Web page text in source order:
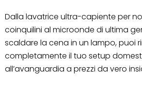
Dalla lavatrice ultra-capiente per
coinquilini al microonde di ultima
scaldare la cena in un lampo, puoi
completamente il tuo setup
all’avanguardia a prezzi da vero